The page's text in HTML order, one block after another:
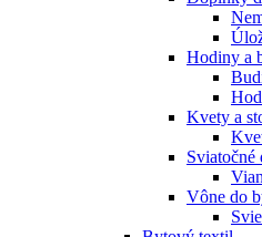
Hodiny a
Kvety a
Sviatočné
Vône do